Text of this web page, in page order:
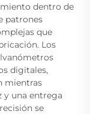
dentro de
patrones
que
Los
digitales,
mientras
y una entrega
se